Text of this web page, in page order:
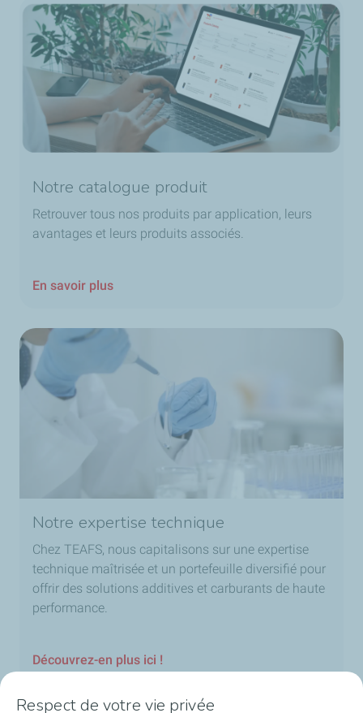
Notre catalogue produit
Retrouver tous nos produits par application, leurs
avantages et leurs produits associés.
En savoir plus
Notre expertise technique
Chez TEAFS, nous capitalisons sur une expertise
technique maîtrisée et un portefeuille diversifié pour
offrir des solutions additives et carburants de haute
performance.
Découvrez-en plus ici !​
Respect de votre vie privée